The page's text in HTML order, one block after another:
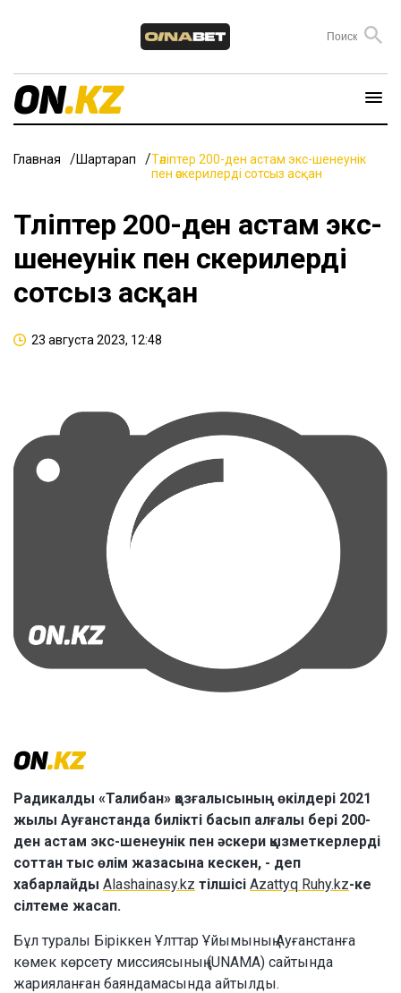
Главная Шартарап
Тәліптер 200-ден астам экс-шенеунік
пен әскерилерді сотсыз асқан
Тәліптер 200-ден астам экс-
шенеунік пен әскерилерді
сотсыз асқан
23 августа 2023, 12:48
Радикалды «Талибан» қозғалысының өкілдері 2021
жылы Ауғанстанда билікті басып алғалы бері 200-
ден астам экс-шенеунік пен әскери қызметкерлерді
соттан тыс өлім жазасына кескен, - деп
хабарлайды Alashainasy.kz тілшісі Azattyq Ruhy.kz-ке
сілтеме жасап.
Бұл туралы Біріккен Ұлттар Ұйымының Ауғанстанға
көмек көрсету миссиясының (UNAMA) сайтында
жарияланған баяндамасында айтылды.